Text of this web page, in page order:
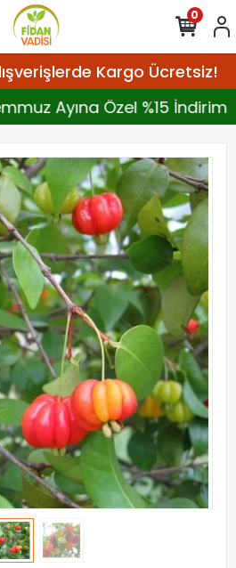
Kargo Ücretsiz!
Ayına Özel %15 İndirim
0